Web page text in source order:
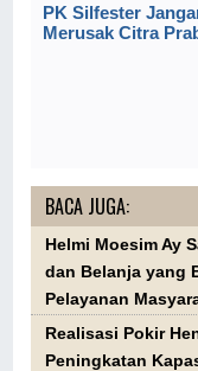
PK Silfester
Merusak Citra
BACA JUGA:
Helmi Moesim Ay
dan Belanja yang
Pelayanan
Realisasi Pokir
Peningkatan